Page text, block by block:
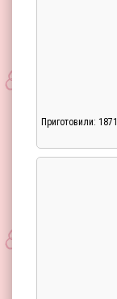
Приготовили: 1871